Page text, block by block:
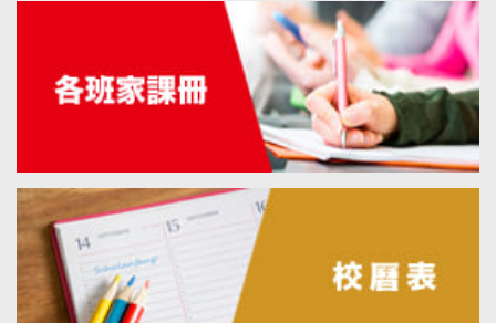
第三屆香港價值觀教育中小學硬筆書法比賽頒獎禮
第二屆棉紡繁星盃咖啡拉花邀請賽
9
Jul
2026
第78屆香港學校音樂節
[家長]No.457_第二屆咖啡拉花學界邀請賽2026
[家長]No.451_2526中國歷史_補課